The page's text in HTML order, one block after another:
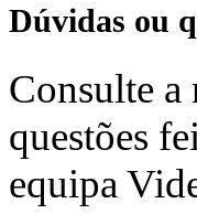
Dúvidas ou
Consulte a
questões
equipa